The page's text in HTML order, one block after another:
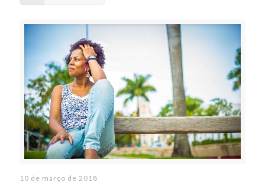
10 de março de 2018